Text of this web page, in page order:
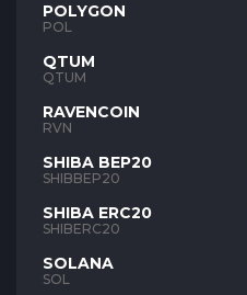
POLYGON
POL
QTUM
QTUM
RAVENCOIN
RVN
SHIBA BEP20
SHIBBEP20
SHIBA ERC20
SHIBERC20
SOLANA
SOL